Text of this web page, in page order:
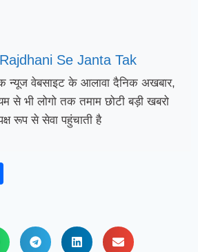
Rajdhani Se Janta Tak
न्यूज वेबसाइट के आलावा दैनिक अखबार,
से भी लोगो तक तमाम छोटी बड़ी खबरो
रूप से सेवा पहुंचाती है